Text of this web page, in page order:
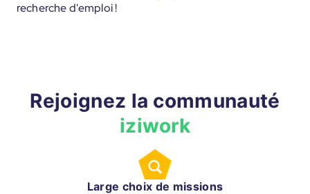
recherche d'emploi !
Rejoignez la communauté
iziwork
Large choix de missions